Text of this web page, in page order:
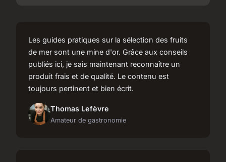
Les guides pratiques sur la sélection des fruits
de mer sont une mine d'or. Grâce aux conseils
publiés ici, je sais maintenant reconnaître un
produit frais et de qualité. Le contenu est
toujours pertinent et bien écrit.
Thomas Lefèvre
Amateur de gastronomie